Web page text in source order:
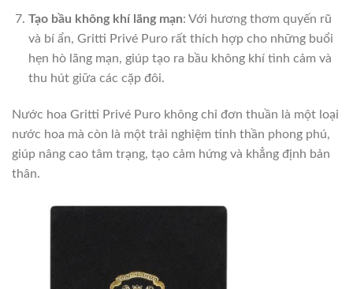
Tạo bầu không khí lãng mạn: Với hương thơm quyến rũ
và bí ẩn, Gritti Privé Puro rất thích hợp cho những buổi
hẹn hò lãng mạn, giúp tạo ra bầu không khí tình cảm và
thu hút giữa các cặp đôi.
Nước hoa Gritti Privé Puro không chỉ đơn thuần là một loại
nước hoa mà còn là một trải nghiệm tinh thần phong phú,
giúp nâng cao tâm trạng, tạo cảm hứng và khẳng định bản
thân.